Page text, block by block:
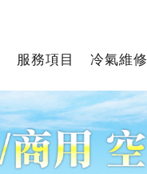
服務項目 冷氣維修